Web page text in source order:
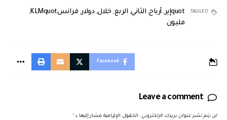
TAGGED: quotإير , أرباح, الثاني, الربع,خلال, دولار, فرانسKLMquot
,
مليون
Facebook
Leave a comment
لن يتم نشر عنوان بريدك الإلكتروني. الحقول الإلزامية مشار إليها بـ *